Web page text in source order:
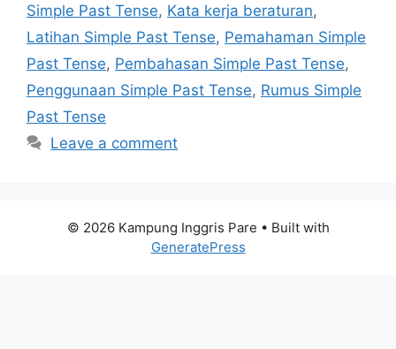
Simple Past Tense, Kata kerja beraturan,
Latihan Simple Past Tense, Pemahaman Simple
Past Tense, Pembahasan Simple Past Tense,
Penggunaan Simple Past Tense, Rumus Simple
Past Tense
Leave a comment
© 2026 Kampung Inggris Pare • Built with
GeneratePress